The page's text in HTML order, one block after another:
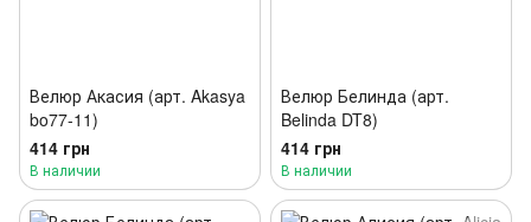
Велюр Акасия (арт. Akasya
bo77-11)
414 грн
В наличии
Велюр Белинда (арт.
Belinda DT8)
414 грн
В наличии